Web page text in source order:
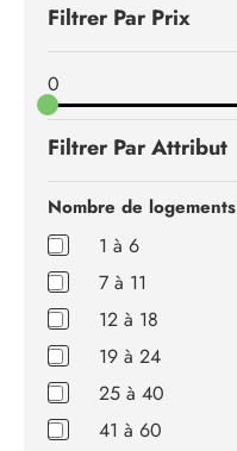
Publicité
Contactez-
nous
Filtrer Par Prix
0
Filtrer Par Attribut
Nombre de logements
1 à 6
7 à 11
12 à 18
19 à 24
25 à 40
41 à 60